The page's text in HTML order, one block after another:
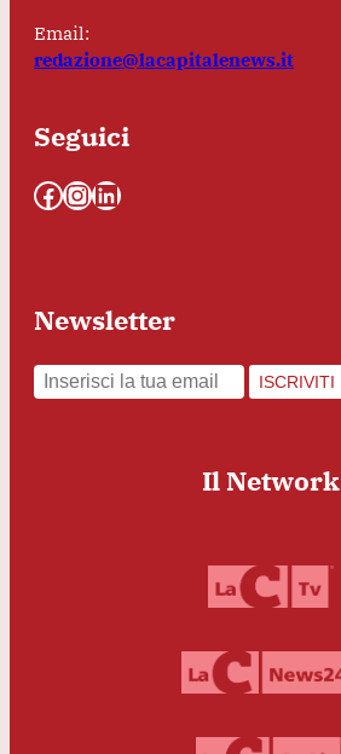
Email:
redazione@lacapitalenews.it
Seguici
Facebook InstagramLinkedIn
Newsletter
ISCRIVITI
Il Network